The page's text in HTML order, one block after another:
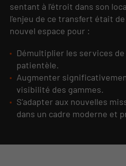
sentant à l'étroit dans son
l'enjeu de ce transfert était
nouvel espace pour :
Démultiplier les services
patientèle.
Augmenter
visibilité des gammes.
S'adapter aux nouvelles
dans un cadre moderne et